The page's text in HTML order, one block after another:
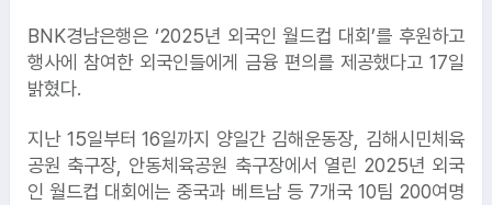
BNK경남은행은 ‘2025년 외국인 월드컵 대회’를 후원하고
행사에 참여한 외국인들에게 금융 편의를 제공했다고 17일
밝혔다.
지난 15일부터 16일까지 양일간 김해운동장, 김해시민체육
공원 축구장, 안동체육공원 축구장에서 열린 2025년 외국
인 월드컵 대회에는 중국과 베트남 등 7개국 10팀 200여명